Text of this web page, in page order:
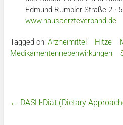
Edmund-Rumpler Straße 2 ·
www.hausaerzteverband.de
Tagged on: Arzneimittel Hitze
Medikamentennebenwirkungen
← DASH-Diät (Dietary